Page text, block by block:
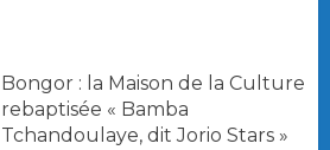
Bongor : la Maison de la Culture
rebaptisée « Bamba
Tchandoulaye, dit Jorio Stars »